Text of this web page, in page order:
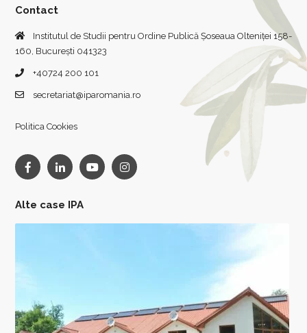
Contact
Institutul de Studii pentru Ordine Publică Șoseaua Olteniței 158-
160, București 041323
+40724 200 101
secretariat@iparomania.ro
Politica Cookies
Alte case IPA